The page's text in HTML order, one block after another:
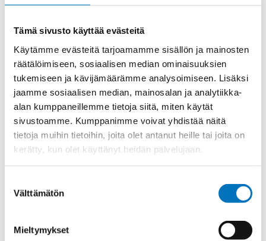
Tämä sivusto käyttää evästeitä
Käytämme evästeitä tarjoamamme sisällön ja mainosten
räätälöimiseen, sosiaalisen median ominaisuuksien
tukemiseen ja kävijämäärämme analysoimiseen. Lisäksi
jaamme sosiaalisen median, mainosalan ja analytiikka-
alan kumppaneillemme tietoja siitä, miten käytät
sivustoamme. Kumppanimme voivat yhdistää näitä
tietoja muihin tietoihin, joita olet antanut heille tai joita on
kerätty, kun olet käyttänyt heidän palvelujaan.
valinta
Välttämätön
Mieltymykset
MAADOITUSKEHYS
TuotekoodiCR16BPE
Osasto ILME -moninapaliittimet,ILME -tarvikkeet,
Maadoitus
Toimitusaika: 1-7 päivää
Toimituskulut 35kg:n asti 25€.
Yli 35kg:n toimituskulut toteutuneiden kulujen mukaan.
Myyntierä
10